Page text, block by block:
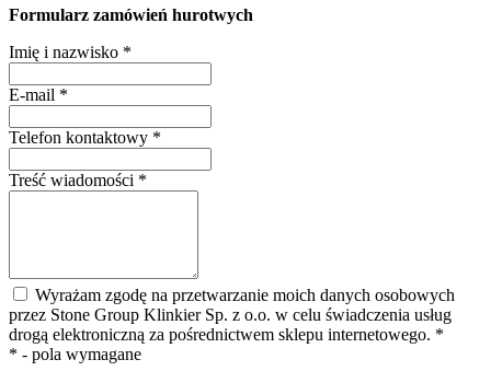
Formularz zamówień hurotwych
Imię i nazwisko *
E-mail *
Telefon kontaktowy *
Treść wiadomości *
Wyrażam zgodę na przetwarzanie moich danych osobowych
przez Stone Group Klinkier Sp. z o.o. w celu świadczenia usług
drogą elektroniczną za pośrednictwem sklepu internetowego. *
* - pola wymagane